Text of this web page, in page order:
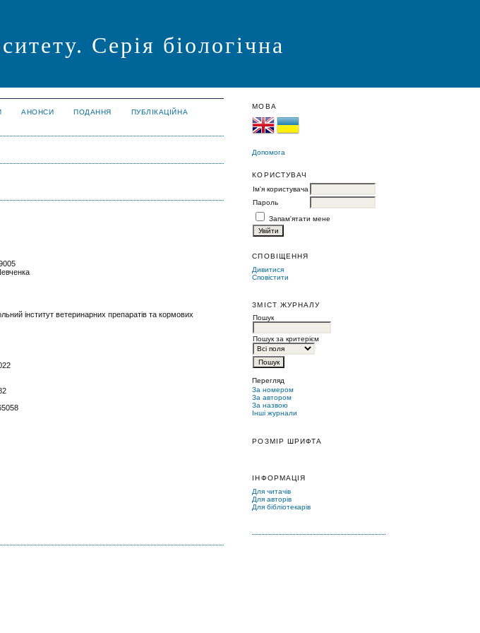
Серія біологічна
МОВА
Допомога
КОРИСТУВАЧ
Ім'я користувача
Пароль
Запам'ятати мене
СПОВІЩЕННЯ
Дивитися
Сповістити
ЗМІСТ ЖУРНАЛУ
Пошук
Пошук за критерієм
Перегляд
За номером
За автором
За назвою
Інші журнали
РОЗМІР ШРИФТА
ІНФОРМАЦІЯ
Для читачів
Для авторів
Для бібліотекарів
АНОНСИ ПОДАННЯ
ПУБЛІКАЦІЙНА
інститут ветеринарних препаратів та кормових